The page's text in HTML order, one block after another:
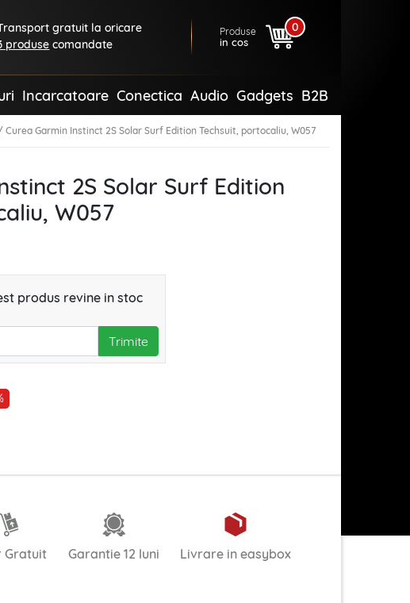
gratuit la oricare
produse comandate
Produse
in cos
0
Incarcatoare Conectica Audio Gadgets B2B
Curea Garmin Instinct 2S Solar Surf Edition Techsuit, portocaliu, W057
2S Solar Surf Edition
W057
produs revine in stoc
Trimite
Gratuit Garantie 12 luni Livrare in easybox